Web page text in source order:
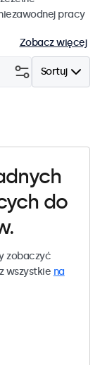
pracy
Zobacz więcej
Sortuj
do
zobaczyć
wszystkie na